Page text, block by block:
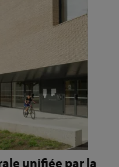
unifiée par la